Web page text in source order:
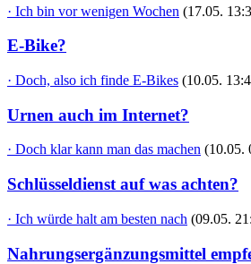
· Ich bin vor wenigen Wochen (17.05.
E-Bike?
· Doch, also ich finde E-Bikes (10.05.
Urnen auch im Internet?
· Doch klar kann man das machen (10.05.
Schlüsseldienst auf was achten?
· Ich würde halt am besten nach (09.05.
Nahrungsergänzungsmittel